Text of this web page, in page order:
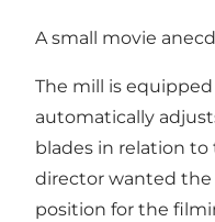
A small movie
The mill is
automatically
blades in relation
director wanted the
position for the